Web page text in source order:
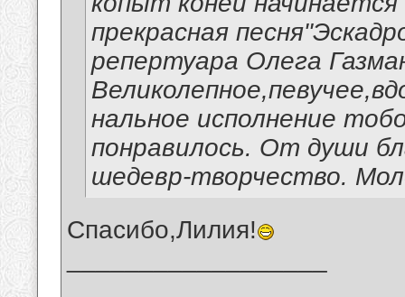
прекрасная
репертуара Олега
нальное исполнение
понравилось. От души
шедевр-творчество.
Спасибо,Лилия!